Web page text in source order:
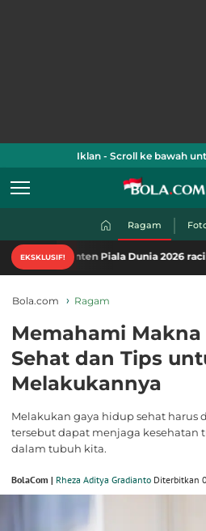
Iklan - Scroll ke bawah
Ragam
EKSKLUSIF!
Piala Dunia 2026 racikan khas
Bola.com Ragam
Memahami Makna
Sehat dan Tips
Melakukannya
Melakukan gaya hidup sehat harus
tersebut dapat menjaga kesehatan
dalam tubuh kita.
BolaCom | Rheza Aditya Gradianto Diterbitkan